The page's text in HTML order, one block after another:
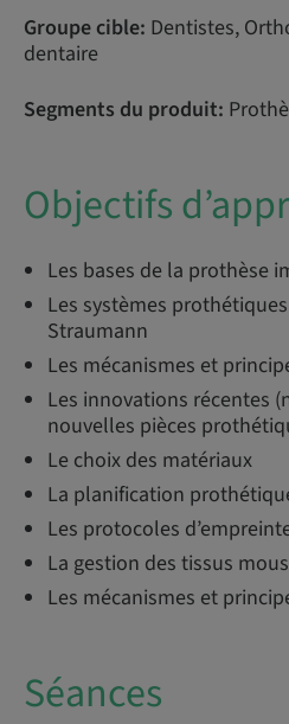
Groupe cible: Dentistes,
dentaire
Segments du produit:
Objectifs
Les bases de la prothèse
Les systèmes
Straumann
Les mécanismes et
Les innovations récentes
nouvelles pièces
Le choix des matériaux
La planification
Les protocoles
La gestion des tissus mous
Les mécanismes et
Séances